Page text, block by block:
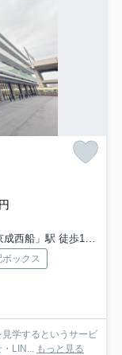
西船」駅 徒歩12分
ックス
学するというサービ
LIN...
もっと見る